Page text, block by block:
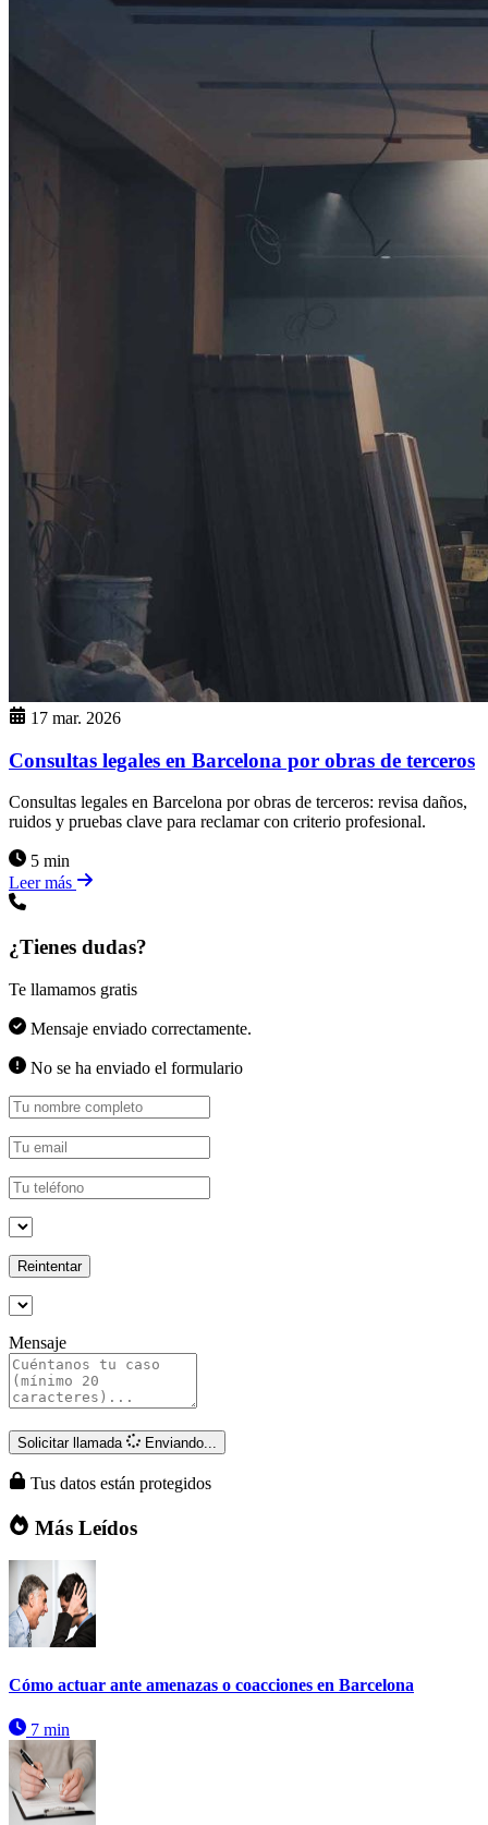
17 mar. 2026
Consultas legales en Barcelona por obras de terceros
Consultas legales en Barcelona por obras de terceros: revisa daños,
ruidos y pruebas clave para reclamar con criterio profesional.
5 min
Leer más
¿Tienes dudas?
Te llamamos gratis
Mensaje enviado correctamente.
No se ha enviado el formulario
Reintentar
Mensaje
Solicitar llamada Enviando...
Tus datos están protegidos
Más Leídos
Cómo actuar ante amenazas o coacciones en Barcelona
7 min